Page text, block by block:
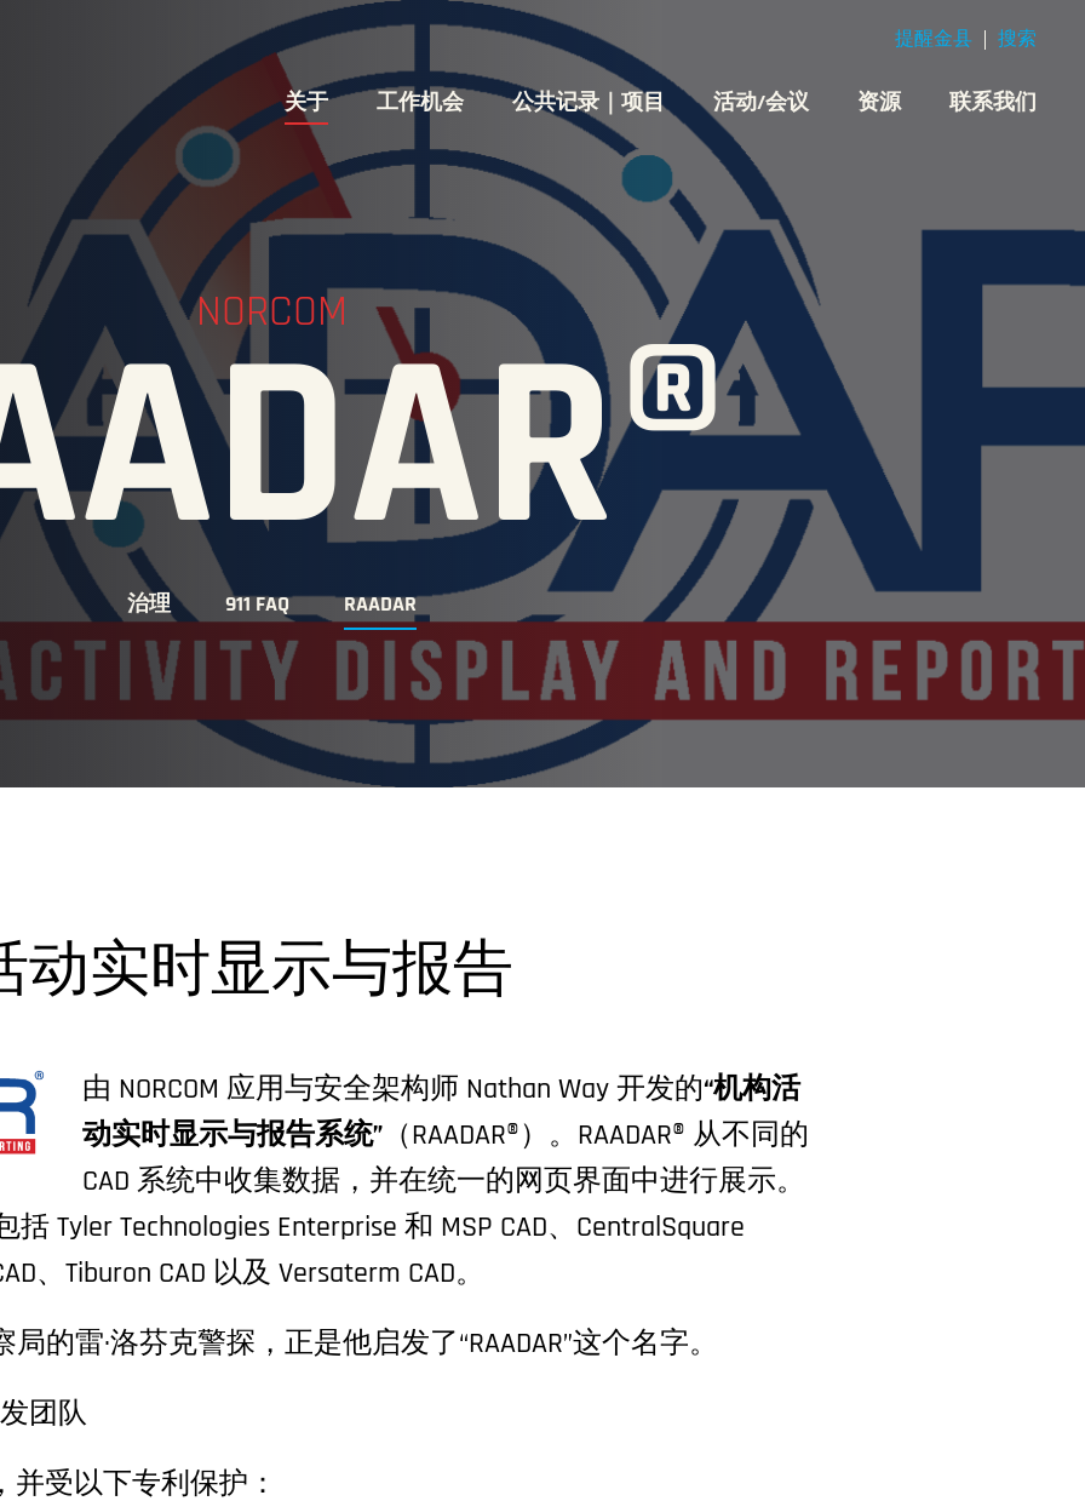
关于 工作机会 公共记录｜项目 活动/会议 资源 联系我们
提醒金县 搜索
NORCOM
治理 911 FAQ RAADAR
动实时显示与报告
由 NORCOM 应用与安全架构师 Nathan Way 开发的“机构活
动实时显示与报告系统” （RAADAR®）。RAADAR® 从不同的
CAD 系统中收集数据，并在统一的网页界面中进行展示。
Tyler Technologies Enterprise 和 MSP CAD、CentralSquare
、Tiburon CAD 以及 Versaterm CAD。
的雷·洛芬克警探，正是他启发了“RAADAR”这个名字。
发团队
并受以下专利保护：